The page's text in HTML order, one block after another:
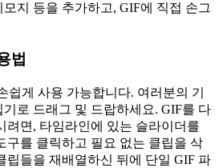
지 등을 추가하고, GIF에 직접 손그
법
쉽게 사용 가능합니다. 여러분의 기
로 드래그 및 드랍하세요. GIF를 다
려면, 타임라인에 있는 슬라이더를
구를 클릭하고 필요 없는 클립을 삭
립들을 재배열하신 뒤에 단일 GIF 파